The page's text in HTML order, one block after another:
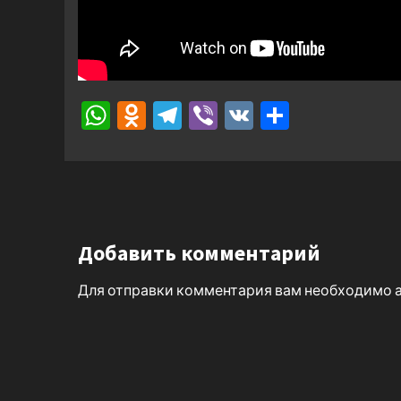
WhatsApp
Odnoklassniki
Telegram
Viber
VK
Добавить комментарий
Для отправки комментария вам необходимо